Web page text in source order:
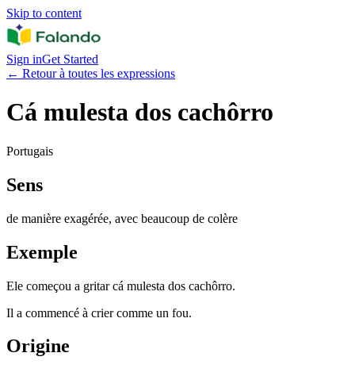
Skip to content
Sign inGet Started
← Retour à toutes les expressions
Cá mulesta dos cachôrro
Portugais
Sens
de manière exagérée, avec beaucoup de colère
Exemple
Ele começou a gritar cá mulesta dos cachôrro.
Il a commencé à crier comme un fou.
Origine